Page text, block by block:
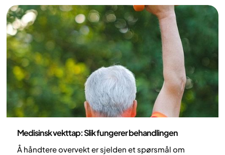
legemidlene uten legeordinasjon samt uten
strukturert og kontinuerlig oppfølging innebærer
betydelig medisinsk risiko.
Medisinsk vekttap: Slik fungerer behandlingen
Å håndtere overvekt er sjelden et spørsmål om